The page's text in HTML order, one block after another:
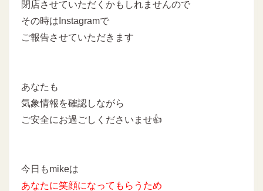
閉店させていただくかもしれませんので
その時はInstagramで
ご報告させていただきます
あなたも
気象情報を確認しながら
ご安全にお過ごしくださいませ👍
今日もmikeは
あなたに笑顔になってもらうため